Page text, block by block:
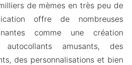
de mèmes en très peu de
offre de nombreuses
comme une création
autocollants amusants, des
des personnalisations et bien